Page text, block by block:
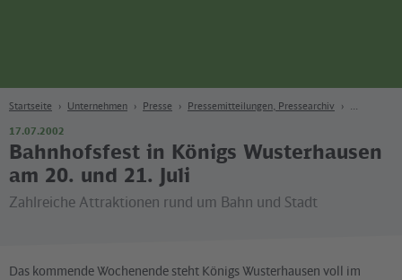
Startseite Unternehmen Presse Pressemitteilungen, Pressearchiv
17.07.2002
Bahnhofsfest in Königs Wusterhausen
am 20. und 21. Juli
Zahlreiche Attraktionen rund um Bahn und Stadt
Das kommende Wochenende steht Königs Wusterhausen voll im